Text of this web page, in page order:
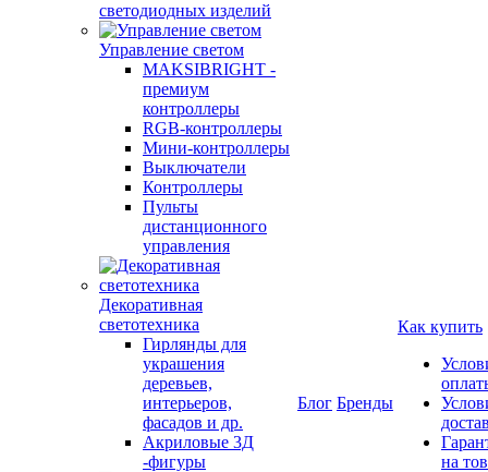
светодиодных изделий
Управление светом
MAKSIBRIGHT -
премиум
контроллеры
RGB-контроллеры
Мини-контроллеры
Выключатели
Контроллеры
Пульты
дистанционного
управления
Декоративная
светотехника
Гирлянды для
украшения
деревьев,
интерьеров,
фасадов и др.
Акриловые 3Д
-фигуры
Блог Бренды
Как купить
на